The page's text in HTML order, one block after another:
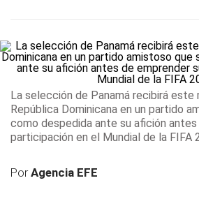
La selección de Panamá recibirá este
República Dominicana en un partido
como despedida ante su afición
participación en el Mundial de la FIFA
PorAgencia EFE